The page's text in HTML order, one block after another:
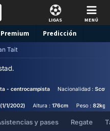
LIGAS MENÚ
Premium Predicción
Tait
- centrocampista Nacionalidad :
1/2002) Altura :176cm Peso : 82kg
y pases Regate